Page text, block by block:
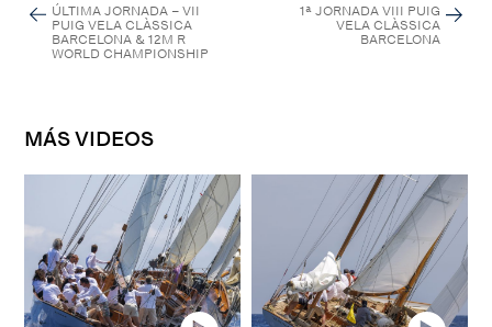
ÚLTIMA JORNADA – VII
PUIG VELA CLÀSSICA
BARCELONA & 12M R
WORLD CHAMPIONSHIP
1ª JORNADA VIII PUIG
VELA CLÀSSICA
BARCELONA
MÁS VIDEOS